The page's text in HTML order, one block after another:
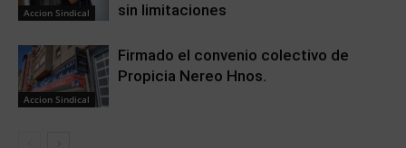
Accion Sindical
sin limitaciones
Accion Sindical
Firmado el convenio colectivo de
Propicia Nereo Hnos.